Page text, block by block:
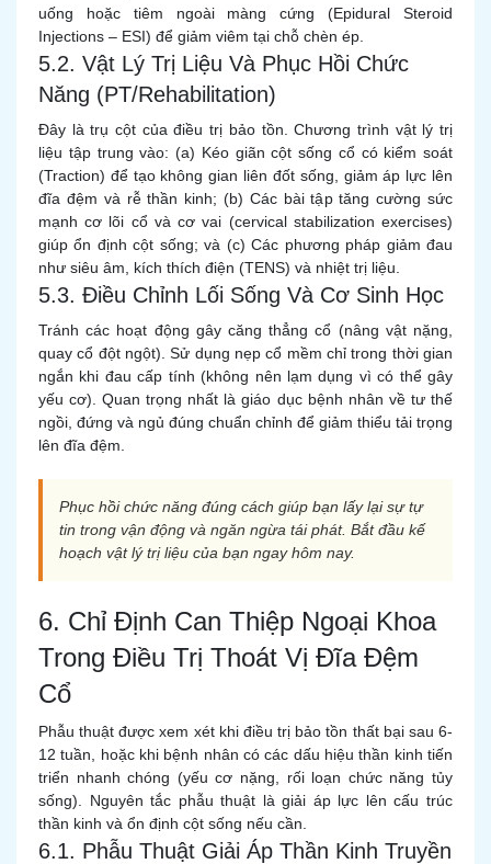
uống hoặc tiêm ngoài màng cứng (Epidural Steroid
Injections – ESI) để giảm viêm tại chỗ chèn ép.
5.2. Vật Lý Trị Liệu Và Phục Hồi Chức
Năng (PT/Rehabilitation)
Đây là trụ cột của điều trị bảo tồn. Chương trình vật lý trị
liệu tập trung vào: (a) Kéo giãn cột sống cổ có kiểm soát
(Traction) để tạo không gian liên đốt sống, giảm áp lực lên
đĩa đệm và rễ thần kinh; (b) Các bài tập tăng cường sức
mạnh cơ lõi cổ và cơ vai (cervical stabilization exercises)
giúp ổn định cột sống; và (c) Các phương pháp giảm đau
như siêu âm, kích thích điện (TENS) và nhiệt trị liệu.
5.3. Điều Chỉnh Lối Sống Và Cơ Sinh Học
Tránh các hoạt động gây căng thẳng cổ (nâng vật nặng,
quay cổ đột ngột). Sử dụng nẹp cổ mềm chỉ trong thời gian
ngắn khi đau cấp tính (không nên lạm dụng vì có thể gây
yếu cơ). Quan trọng nhất là giáo dục bệnh nhân về tư thế
ngồi, đứng và ngủ đúng chuẩn chỉnh để giảm thiểu tải trọng
lên đĩa đệm.
Phục hồi chức năng đúng cách giúp bạn lấy lại sự tự
tin trong vận động và ngăn ngừa tái phát. Bắt đầu kế
hoạch vật lý trị liệu của bạn ngay hôm nay.
6. Chỉ Định Can Thiệp Ngoại Khoa
Trong Điều Trị Thoát Vị Đĩa Đệm
Cổ
Phẫu thuật được xem xét khi điều trị bảo tồn thất bại sau 6-
12 tuần, hoặc khi bệnh nhân có các dấu hiệu thần kinh tiến
triển nhanh chóng (yếu cơ nặng, rối loạn chức năng tủy
sống). Nguyên tắc phẫu thuật là giải áp lực lên cấu trúc
thần kinh và ổn định cột sống nếu cần.
6.1. Phẫu Thuật Giải Áp Thần Kinh Truyền